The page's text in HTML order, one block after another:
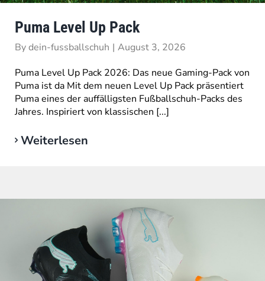
Puma Level Up Pack
Bydein-fussballschuh | August 3, 2026
Puma Level Up Pack 2026: Das neue Gaming-Pack von
Puma ist da Mit dem neuen Level Up Pack präsentiert
Puma eines der auffälligsten Fußballschuh-Packs des
Jahres. Inspiriert von klassischen [...]
Weiterlesen